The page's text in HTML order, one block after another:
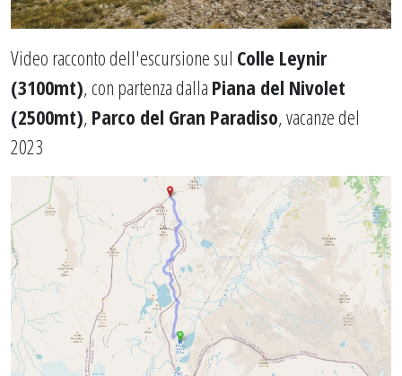
Video racconto dell'escursione sul Colle Leynir
(3100mt), con partenza dalla Piana del Nivolet
(2500mt), Parco del Gran Paradiso, vacanze del
2023